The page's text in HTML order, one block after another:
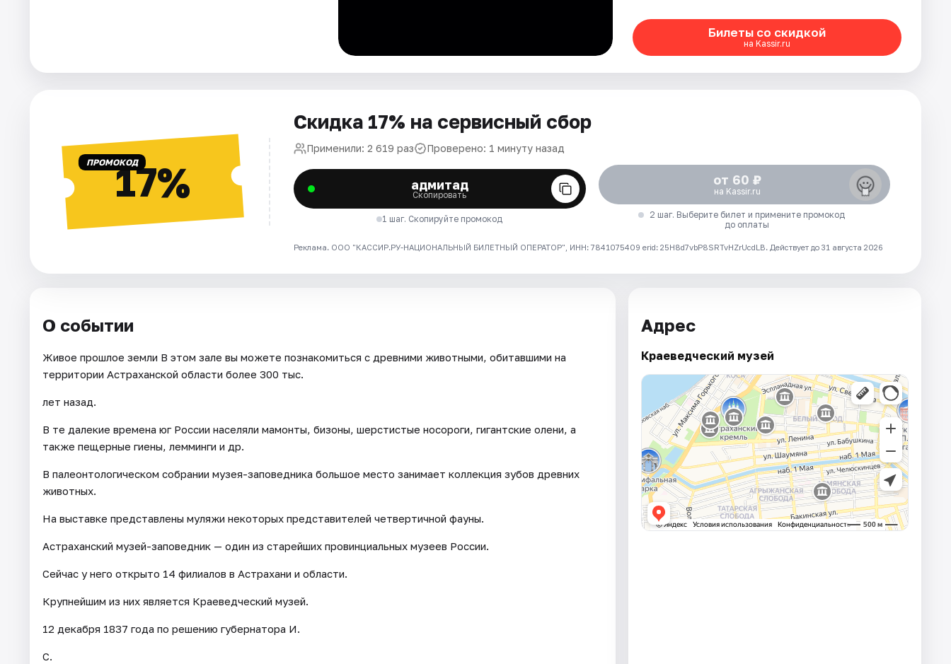
Билеты со скидкой
на Kassir.ru
ПРОМОКОД17%
Скидка 17% на сервисный сбор
Применили: 2 619 раз Проверено: 1 минуту назад
адмитад
Скопировать
1 шаг. Скопируйте промокод
от 60 ₽
на Kassir.ru
2 шаг. Выберите билет и примените промокод
до оплаты
Реклама. ООО "КАССИР.РУ-НАЦИОНАЛЬНЫЙ БИЛЕТНЫЙ ОПЕРАТОР", ИНН: 7841075409 erid: 25H8d7vbP8SRTvHZrUcdLB. Действует до 31 августа 2026
О событии
Живое прошлое земли В этом зале вы можете познакомиться с древними животными, обитавшими на
территории Астраханской области более 300 тыс.
лет назад.
В те далекие времена юг России населяли мамонты, бизоны, шерстистые носороги, гигантские олени, а
также пещерные гиены, лемминги и др.
В палеонтологическом собрании музея-заповедника большое место занимает коллекция зубов древних
животных.
На выставке представлены муляжи некоторых представителей четвертичной фауны.
Астраханский музей-заповедник — один из старейших провинциальных музеев России.
Сейчас у него открыто 14 филиалов в Астрахани и области.
Крупнейшим из них является Краеведческий музей.
12 декабря 1837 года по решению губернатора И.
С.
Адрес
Краеведческий музей